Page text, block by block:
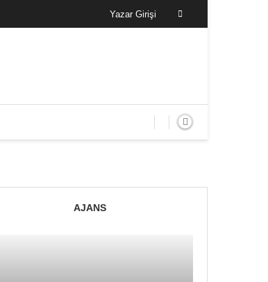
Yazar Girişi
AJANS